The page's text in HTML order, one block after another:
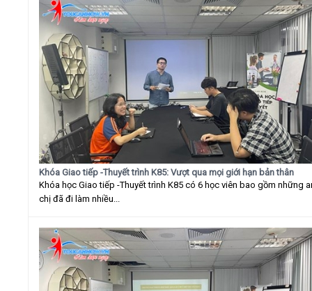
Khóa Giao tiếp -Thuyết trình K85: Vượt qua mọi giới hạn bản thân
Khóa học Giao tiếp -Thuyết trình K85 có 6 học viên bao gồm những
chị đã đi làm nhiều...